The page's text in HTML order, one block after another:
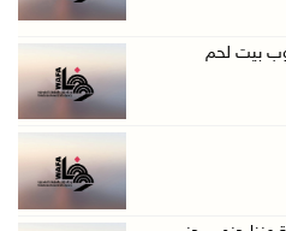
البحري ا ...
إثر هجوم ل ...
المشترك بين ...
بيت لحم